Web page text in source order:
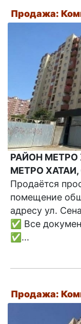
Продажа:
РАЙОН МЕТРО
МЕТРО
Продаётся
помещение
адресу ул.
✅ Все
✅...
Продажа: